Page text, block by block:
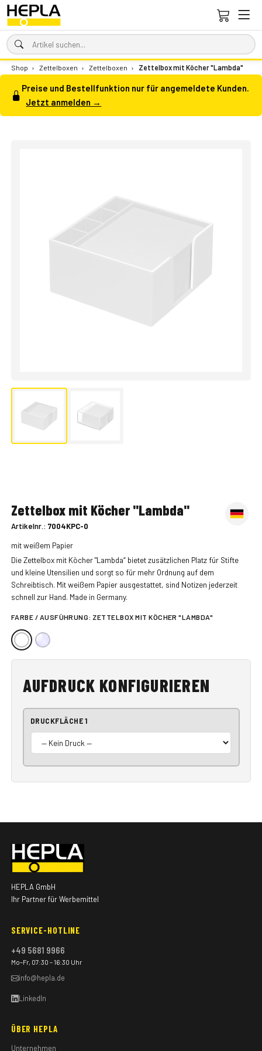
Shop › Zettelboxen › Zettelboxen › Zettelbox mit Köcher "Lambda"
Preise und Bestellfunktion nur für angemeldete Kunden.
Jetzt anmelden →
Zettelbox mit Köcher "Lambda"
Artikelnr.: 7004KPC-0
mit weißem Papier
Die Zettelbox mit Köcher "Lambda“ bietet zusätzlichen Platz für Stifte
und kleine Utensilien und sorgt so für mehr Ordnung auf dem
Schreibtisch. Mit weißem Papier ausgestattet, sind Notizen jederzeit
schnell zur Hand. Made in Germany.
FARBE / AUSFÜHRUNG: ZETTELBOX MIT KÖCHER "LAMBDA"
AUFDRUCK KONFIGURIEREN
DRUCKFLÄCHE 1
HEPLA GmbH
Ihr Partner für Werbemittel
SERVICE-HOTLINE
+49 5681 9966
Mo–Fr, 07:30 – 16:30 Uhr
info@hepla.de
LinkedIn
ÜBER HEPLA
Unternehmen